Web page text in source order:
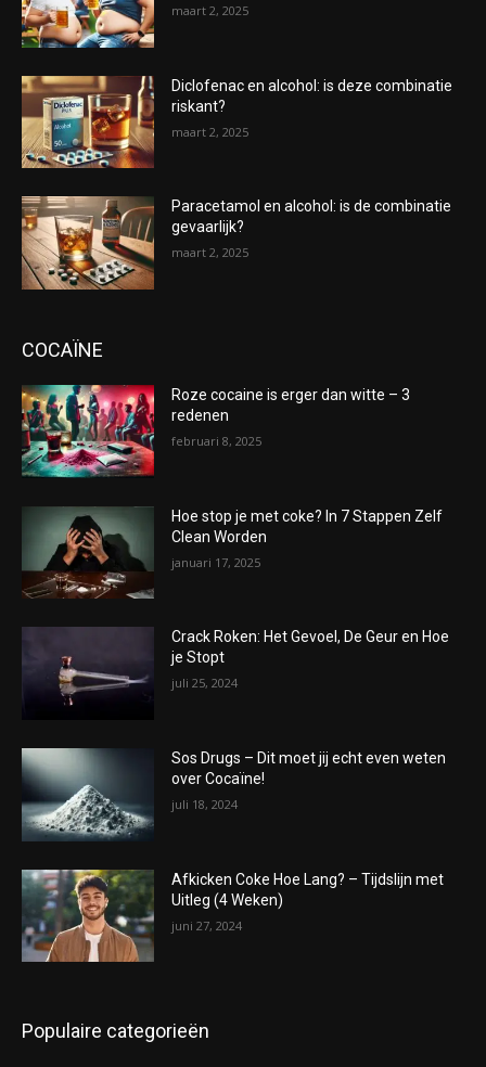
maart 2, 2025
Diclofenac en alcohol: is deze combinatie
riskant?
maart 2, 2025
Paracetamol en alcohol: is de combinatie
gevaarlijk?
maart 2, 2025
COCAÏNE
Roze cocaine is erger dan witte – 3
redenen
februari 8, 2025
Hoe stop je met coke? In 7 Stappen Zelf
Clean Worden
januari 17, 2025
Crack Roken: Het Gevoel, De Geur en Hoe
je Stopt
juli 25, 2024
Sos Drugs – Dit moet jij echt even weten
over Cocaïne!
juli 18, 2024
Afkicken Coke Hoe Lang? – Tijdslijn met
Uitleg (4 Weken)
juni 27, 2024
Populaire categorieën